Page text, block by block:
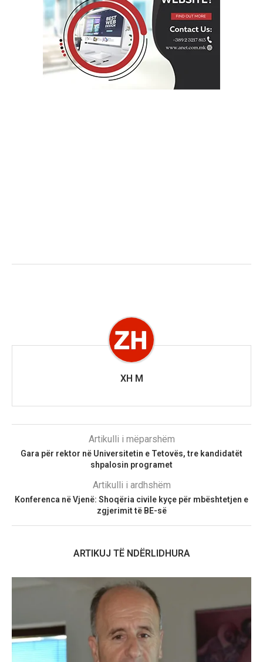
XH M
Artikulli i mëparshëm
Gara për rektor në Universitetin e Tetovës, tre kandidatët
shpalosin programet
Artikulli i ardhshëm
Konferenca në Vjenë: Shoqëria civile kyçe për mbështetjen e
zgjerimit të BE-së
ARTIKUJ TË NDËRLIDHURA